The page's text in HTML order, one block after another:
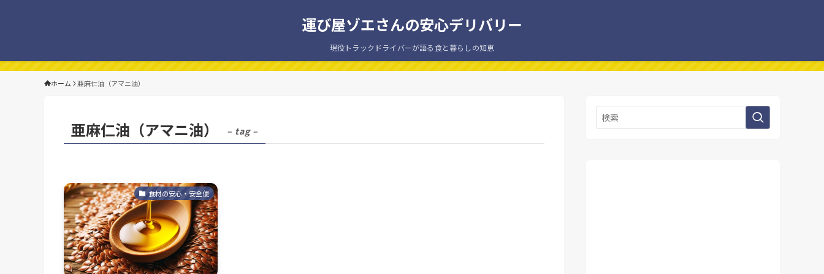
運び屋ゾエさんの安心デリバリー
現役トラックドライバーが語る食と暮らしの知恵
ホーム 亜麻仁油（アマニ油）
亜麻仁油（アマニ油） – tag –
食材の安心・安全便